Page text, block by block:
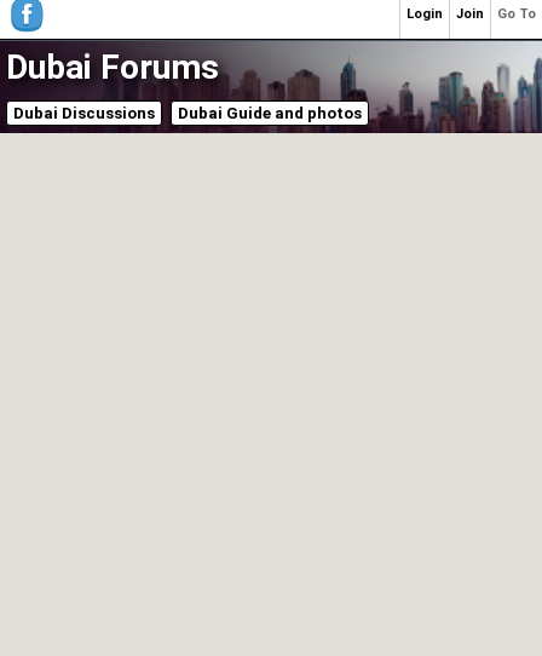
Dubai Forums
Dubai Discussions Dubai Guide and photos
Go To
Join
Login